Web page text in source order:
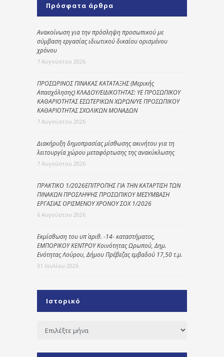
Πρόσφατα άρθρα
Ανακοίνωση για την πρόσληψη προσωπικού με
σύμβαση εργασίας ιδιωτικού δικαίου ορισμένου
χρόνου
7 Αυγούστου 2026
ΠΡΟΣΩΡΙΝΟΣ ΠΙΝΑΚΑΣ ΚΑΤΑΤΑΞΗΣ (Μερικής
Απασχόλησης) ΚΛΑΔΟΥ/ΕΙΔΙΚΟΤΗΤΑΣ: ΥΕ ΠΡΟΣΩΠΙΚΟΥ
ΚΑΘΑΡΙΟΤΗΤΑΣ ΕΣΩΤΕΡΙΚΩΝ ΧΩΡΩΝ/ΥΕ ΠΡΟΣΩΠΙΚΟΥ
ΚΑΘΑΡΙΟΤΗΤΑΣ ΣΧΟΛΙΚΩΝ ΜΟΝΑΔΩΝ
7 Αυγούστου 2026
Διακήρυξη δημοπρασίας μίσθωσης ακινήτου για τη
λειτουργία χώρου μεταφόρτωσης της ανακύκλωσης
7 Αυγούστου 2026
ΠΡΑΚΤΙΚΟ 1/2026ΕΠΙΤΡΟΠΗΣ ΓΙΑ ΤΗΝ ΚΑΤΑΡΤΙΣΗ ΤΩΝ
ΠΙΝΑΚΩΝ ΠΡΟΣΛΗΨΗΣ ΠΡΟΣΩΠΙΚΟΥ ΜΕΣΥΜΒΑΣΗ
ΕΡΓΑΣΙΑΣ ΟΡΙΣΜΕΝΟΥ ΧΡΟΝΟΥ ΣΟΧ 1/2026
6 Αυγούστου 2026
Εκμίσθωση του υπ΄ αριθ. -14- καταστήματος,
ΕΜΠΟΡΙΚΟΥ ΚΕΝΤΡΟΥ Κοινότητας Ωρωπού, Δημ.
Ενότητας Λούρου, Δήμου Πρέβεζας εμβαδού 17,50 τ.μ.
31 Ιουλίου 2026
Ιστορικό
Ιστορικό